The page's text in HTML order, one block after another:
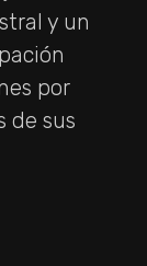
y un
por
de sus